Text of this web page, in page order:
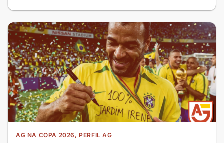
AG NA COPA 2026, PERFIL AG